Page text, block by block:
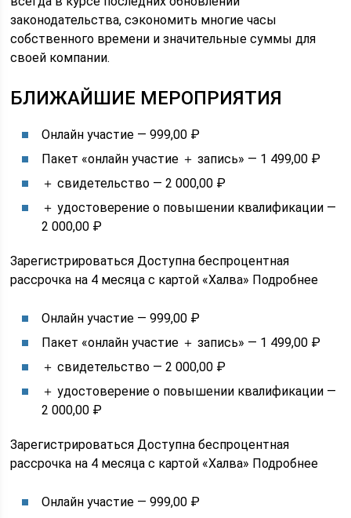
законодательства, сэкономить многие часы
собственного времени и значительные суммы для
своей компании.
БЛИЖАЙШИЕ МЕРОПРИЯТИЯ
Онлайн участие — 999,00 ₽
Пакет «онлайн участие ＋ запись» — 1 499,00 ₽
＋ свидетельство — 2 000,00 ₽
＋ удостоверение о повышении квалификации —
2 000,00 ₽
Зарегистрироваться Доступна беспроцентная
рассрочка на 4 месяца с картой «Халва» Подробнее
Онлайн участие — 999,00 ₽
Пакет «онлайн участие ＋ запись» — 1 499,00 ₽
＋ свидетельство — 2 000,00 ₽
＋ удостоверение о повышении квалификации —
2 000,00 ₽
Зарегистрироваться Доступна беспроцентная
рассрочка на 4 месяца с картой «Халва» Подробнее
Онлайн участие — 999,00 ₽